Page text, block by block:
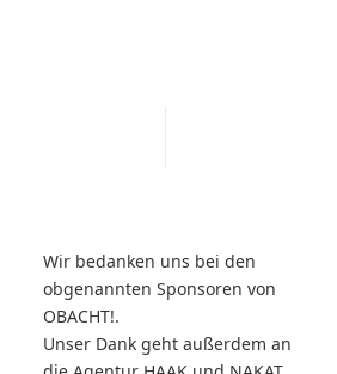
Wir bedanken uns bei den
obgenannten Sponsoren von
OBACHT!.
Unser Dank geht außerdem an